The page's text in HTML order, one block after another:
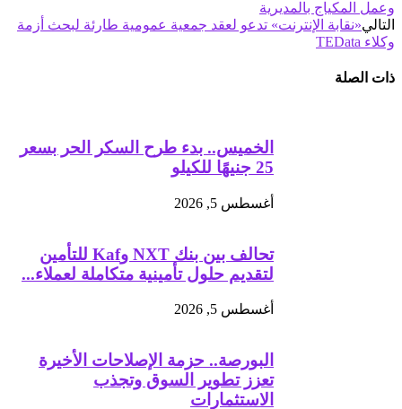
وعمل المكياج بالمديرية
التالي«نقابة الإنترنت» تدعو لعقد جمعية عمومية طارئة لبحث أزمة
وكلاء TEData
ذات الصلة
الخميس.. بدء طرح السكر الحر بسعر
25 جنيهًا للكيلو
أغسطس 5, 2026
تحالف بين بنك NXT وKaf للتأمين
لتقديم حلول تأمينية متكاملة لعملاء...
أغسطس 5, 2026
البورصة.. حزمة الإصلاحات الأخيرة
تعزز تطوير السوق وتجذب
الاستثمارات